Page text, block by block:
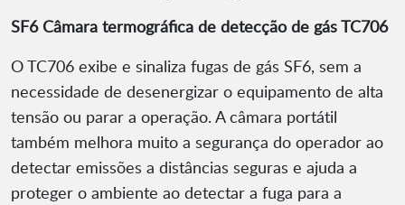
SF6 Câmara termográfica de detecção de gás TC706
O TC706 exibe e sinaliza fugas de gás SF6, sem a
necessidade de desenergizar o equipamento de alta
tensão ou parar a operação. A câmara portátil
também melhora muito a segurança do operador ao
detectar emissões a distâncias seguras e ajuda a
proteger o ambiente ao detectar a fuga para a